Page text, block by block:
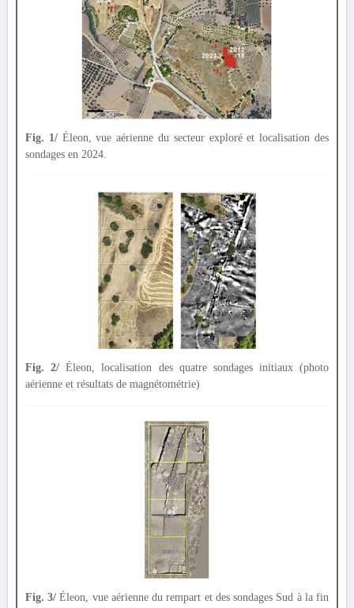
Fig. 1/Éleon, vue aérienne du secteur exploré et localisation des
sondages en 2024.
Fig. 2/ Éleon, localisation des quatre sondages initiaux (photo
aérienne et résultats de magnétométrie)
Fig. 3/ Éleon, vue aérienne du rempart et des sondages Sud à la fin